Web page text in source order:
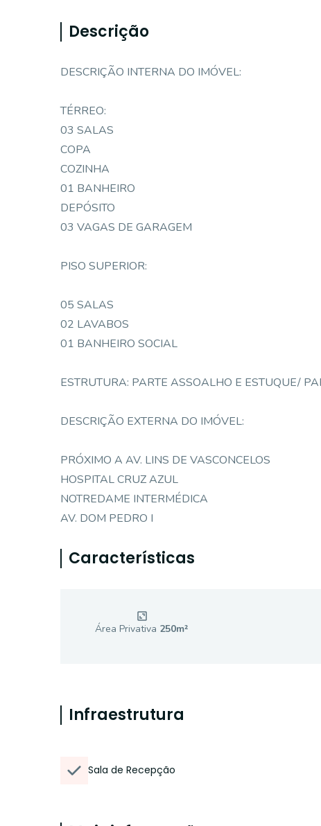
Descrição
DESCRIÇÃO INTERNA DO IMÓVEL:
TÉRREO:
03 SALAS
COPA
COZINHA
01 BANHEIRO
DEPÓSITO
03 VAGAS DE GARAGEM
PISO SUPERIOR:
05 SALAS
02 LAVABOS
01 BANHEIRO SOCIAL
ESTRUTURA: PARTE ASSOALHO E ESTUQUE/
DESCRIÇÃO EXTERNA DO IMÓVEL:
PRÓXIMO A AV. LINS DE VASCONCELOS
HOSPITAL CRUZ AZUL
NOTREDAME INTERMÉDICA
AV. DOM PEDRO I
Características
Área Privativa 250m²
Infraestrutura
Sala de Recepção